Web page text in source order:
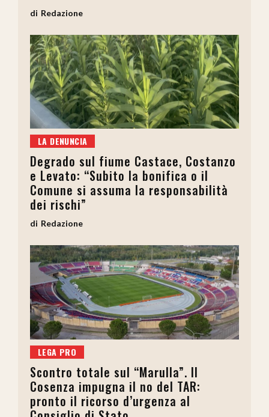
Redazione
LA DENUNCIA
Degrado sul fiume Castace, Costanzo
e Levato: “Subito la bonifica o il
Comune si assuma la responsabilità
dei rischi”
Redazione
LEGA PRO
Scontro totale sul “Marulla”. Il
Cosenza impugna il no del TAR:
pronto il ricorso d’urgenza al